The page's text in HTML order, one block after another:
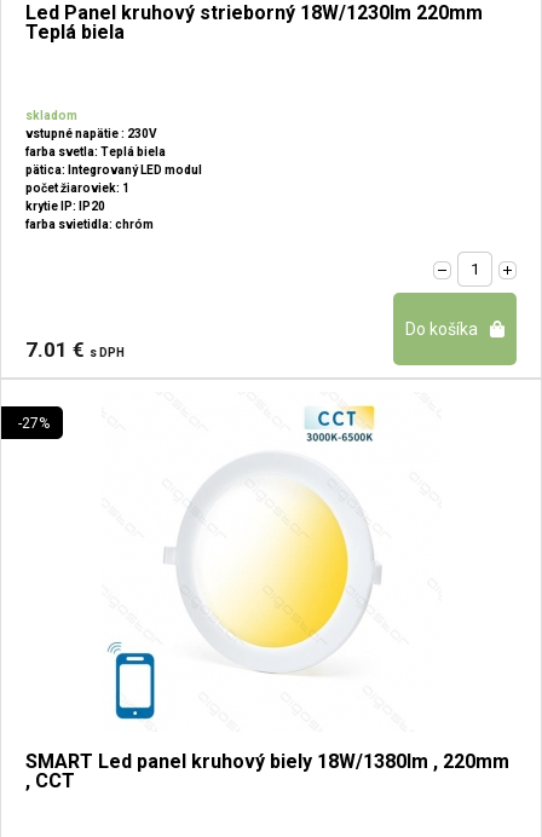
Led Panel kruhový strieborný 18W/1230lm 220mm
Teplá biela
skladom
vstupné napätie : 230V
farba svetla: Teplá biela
pätica: Integrovaný LED modul
počet žiaroviek: 1
krytie IP: IP20
farba svietidla: chróm
7.01 € s DPH
-27%
SMART Led panel kruhový biely 18W/1380lm , 220mm
, CCT